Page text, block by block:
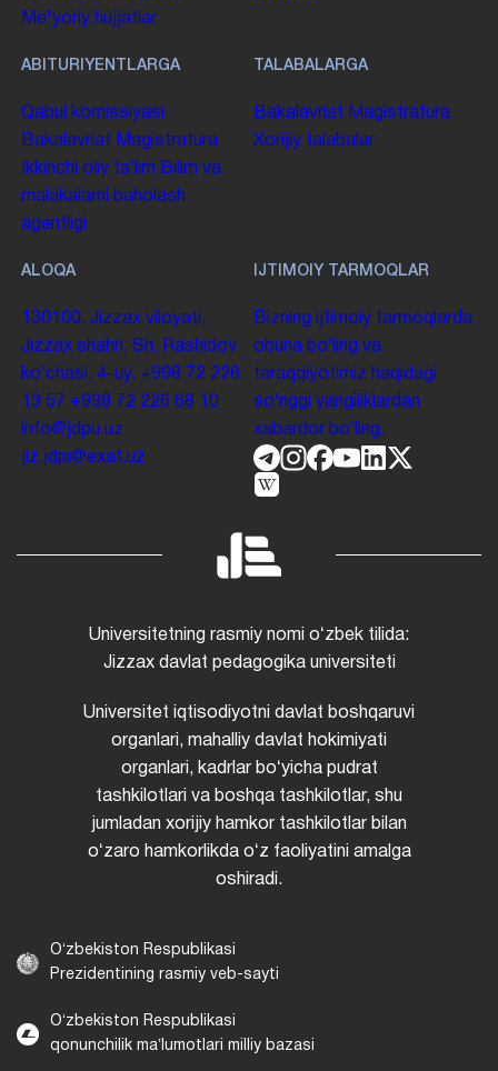
Me'yoriy hujjatlar
ABITURIYENTLARGA
Qabul komissiyasi
Bakalavriat Magistratura
Ikkinchi oliy taʼlim Bilim va
malakalarni baholash
agentligi
TALABALARGA
Bakalavriat Magistratura
Xorijiy talabalar
ALOQA
130100. Jizzax viloyati,
Jizzax shahri, Sh. Rashidov
koʻchasi, 4-uy. +998 72 226
13 57 +998 72 226 68 10
info@jdpu.uz
jiz.jdpi@exat.uz
IJTIMOIY TARMOQLAR
Bizning ijtimoiy tarmoqlarda
obuna boʻling va
taraqqiyotimiz haqidagi
soʻnggi yangiliklardan
xabardor boʻling.
Universitetning rasmiy nomi oʻzbek tilida:
Jizzax davlat pedagogika universiteti
Universitet iqtisodiyotni davlat boshqaruvi
organlari, mahalliy davlat hokimiyati
organlari, kadrlar boʻyicha pudrat
tashkilotlari va boshqa tashkilotlar, shu
jumladan xorijiy hamkor tashkilotlar bilan
oʻzaro hamkorlikda oʻz faoliyatini amalga
oshiradi.
Oʻzbekiston Respublikasi
Prezidentining rasmiy veb-sayti
Oʻzbekiston Respublikasi
qonunchilik maʼlumotlari milliy bazasi